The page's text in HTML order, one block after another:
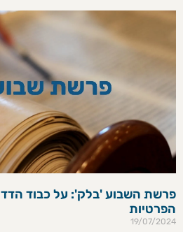
פרשת השבוע 'בלק': על כבוד
הפרטיות
19/07/2024